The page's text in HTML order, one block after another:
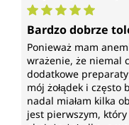
homocysteiny, do
i glikogenu, do
psychicznego, do
układu
zmęczenia i
hormonalnej.
Witamina B2
Średnia ocena 5 z
Bardzo dobrze
Ponieważ mam
wrażenie, że niemal
dodatkowe preparaty
mój żołądek i często
nadal miałam kilka
jest pierwszym,